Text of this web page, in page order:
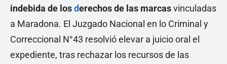
indebida de losderechos de las marcasvinculadas
a Maradona. El Juzgado Nacional en lo Criminal y
Correccional N°43 resolvió elevar a juicio oral el
expediente, tras rechazar los recursos de las